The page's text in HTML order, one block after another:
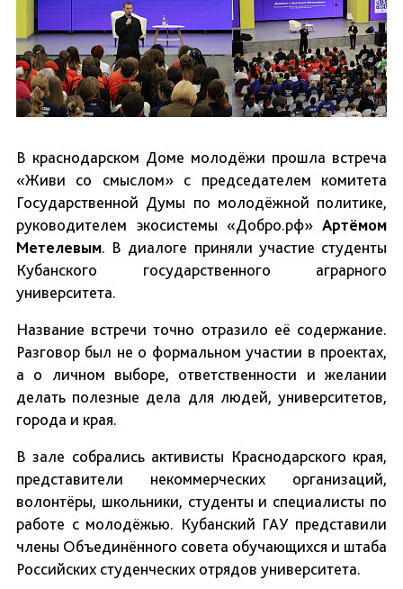
В краснодарском Доме молодёжи прошла встреча
«Живи со смыслом» с председателем комитета
Государственной Думы по молодёжной политике,
руководителем экосистемы «Добро.рф» Артёмом
Метелевым. В диалоге приняли участие студенты
Кубанского государственного аграрного
университета.
Название встречи точно отразило её содержание.
Разговор был не о формальном участии в проектах,
а о личном выборе, ответственности и желании
делать полезные дела для людей, университетов,
города и края.
В зале собрались активисты Краснодарского края,
представители некоммерческих организаций,
волонтёры, школьники, студенты и специалисты по
работе с молодёжью. Кубанский ГАУ представили
члены Объединённого совета обучающихся и штаба
Российских студенческих отрядов университета.